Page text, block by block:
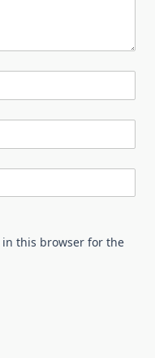
in this browser for the